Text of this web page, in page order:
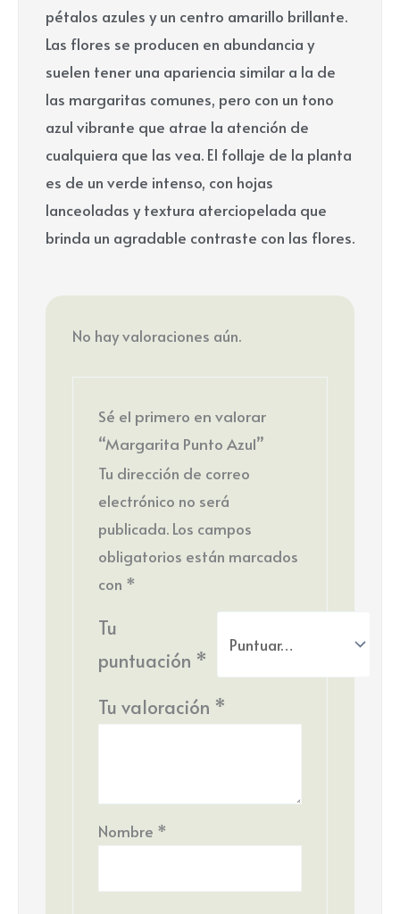
pétalos azules y un centro amarillo brillante.
Las flores se producen en abundancia y
suelen tener una apariencia similar a la de
las margaritas comunes, pero con un tono
azul vibrante que atrae la atención de
cualquiera que las vea. El follaje de la planta
es de un verde intenso, con hojas
lanceoladas y textura aterciopelada que
brinda un agradable contraste con las flores.
No hay valoraciones aún.
Sé el primero en valorar
“Margarita Punto Azul”
Tu dirección de correo
electrónico no será
publicada. Los campos
obligatorios están marcados
con *
Tu
puntuación *
Tu valoración *
Nombre *